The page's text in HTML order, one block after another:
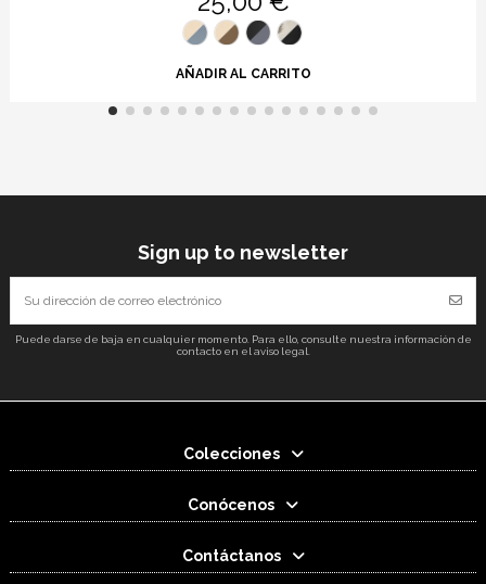
AÑADIR AL CARRITO
Sign up to newsletter
Puede darse de baja en cualquier momento. Para ello, consulte nuestra información de
contacto en el aviso legal.
Colecciones
Conócenos
Contáctanos